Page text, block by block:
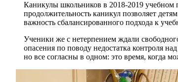
Каникулы школьников в 2018-2019 учебном
продолжительность каникул позволяет
важность сбалансированного подхода к
Ученики же с нетерпением ждали
опасения по поводу недостатка контроля
но все согласны в одном: это время, когда